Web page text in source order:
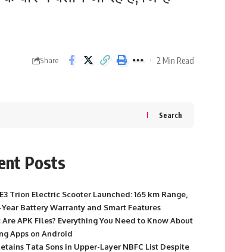
Share 2 Min Read
Search
Posts
Trion Electric Scooter Launched: 165 km Range,
Year Battery Warranty and Smart Features
APK Files? Everything You Need to Know About
Apps on Android
Tata Sons in Upper-Layer NBFC List Despite